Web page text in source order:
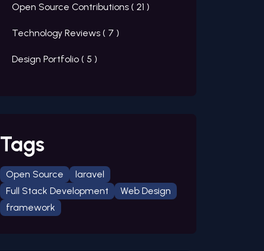
Open Source Contributions ( 21 )
Technology Reviews ( 7 )
Design Portfolio ( 5 )
Tags
Open Source
laravel
Full Stack Development
Web Design
framework